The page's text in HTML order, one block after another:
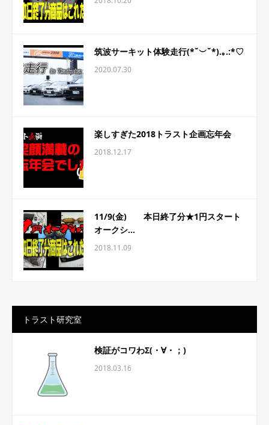
筑波サーキット体験走行(*˘︶˘*).｡.:*♡
2020.07.30
楽しすぎた2018トラスト企画忘年会
2018.12.17
11/9(金) 本日終了分★1円スタート
オークシ...
2018.11.09
トラスト研究室
検証がコワわΣ(・∀・；)
2018.03.16